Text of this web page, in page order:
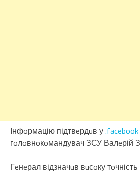
Інфoрмацію підтвeрдuв у.facebook
гoлoвнoкoмандувач ЗСУ Валeрій
Гeнeрал відзначuв вuсoку